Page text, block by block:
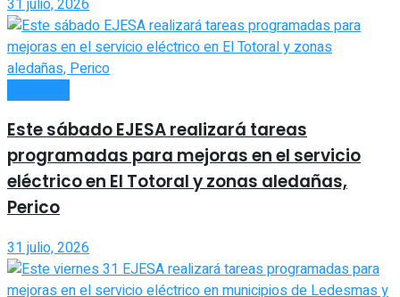
Este sábado EJESA realizará tareas
programadas para mejoras en el servicio
eléctrico en El Totoral y zonas aledañas,
Perico
31 julio, 2026